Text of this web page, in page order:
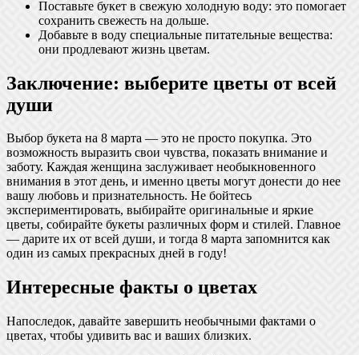
Поставьте букет в свежую холодную воду: это помогает
сохранить свежесть на дольше.
Добавьте в воду специальные питательные вещества:
они продлевают жизнь цветам.
Заключение: выберите цветы от всей
души
Выбор букета на 8 марта — это не просто покупка. Это
возможность выразить свои чувства, показать внимание и
заботу. Каждая женщина заслуживает необыкновенного
внимания в этот день, и именно цветы могут донести до нее
вашу любовь и признательность. Не бойтесь
экспериментировать, выбирайте оригинальные и яркие
цветы, собирайте букеты различных форм и стилей. Главное
— дарите их от всей души, и тогда 8 марта запомнится как
один из самых прекрасных дней в году!
Интересные факты о цветах
Напоследок, давайте завершить необычными фактами о
цветах, чтобы удивить вас и ваших близких.